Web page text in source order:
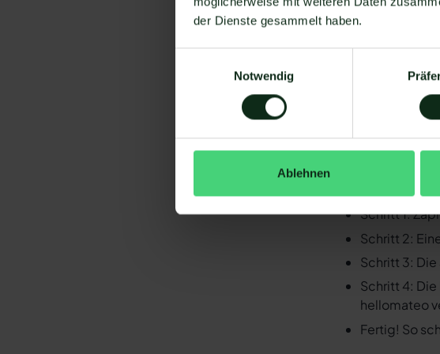
der Dienste gesammelt haben.
Notwendig
Ablehnen
Business-
Ihr
WhatsApp
Verfügung,
Da der
gibt es keine
So
Schritt 1:
Schritt 2:
Schritt 3:
Schritt 4:
hellomateo
Fertig! So